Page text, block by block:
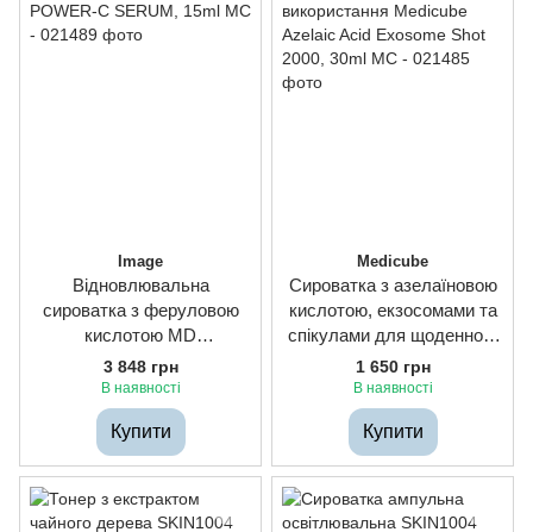
Image
Відновлювальна
сироватка з феруловою
кислотою MD
RESTORING POWER-C
SERUM, 15ml
3 848 грн
В наявності
Купити
Medicube
Сироватка з азелаїновою
кислотою, екзосомами та
спікулами для щоденного
використання Medicube
Azelaic Acid Exosome Shot
2000, 30ml
1 650 грн
В наявності
Купити